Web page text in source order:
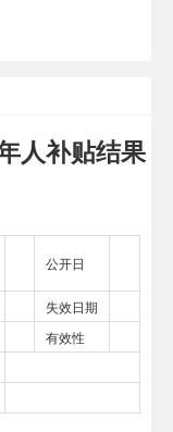
人补贴结果
公开日
失效日期
有效性